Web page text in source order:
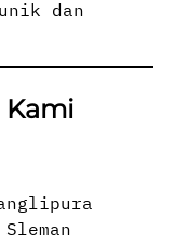
dan
Kami